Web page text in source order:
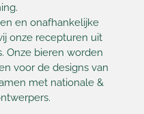
en onafhankelijke
onze recepturen uit
Onze bieren worden
voor de designs van
met nationale &